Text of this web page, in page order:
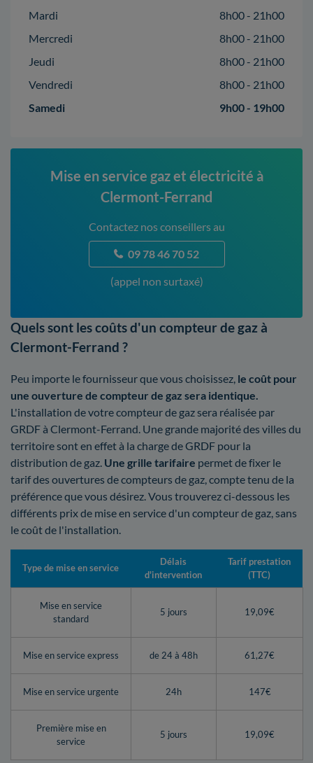
Mardi
8h00 - 21h00
Mercredi
8h00 - 21h00
Jeudi
8h00 - 21h00
Vendredi
8h00 - 21h00
Samedi
9h00 - 19h00
Mise en service gaz et électricité à
Clermont-Ferrand
Contactez nos conseillers au
09 78 46 70 52
(appel non surtaxé)
Quels sont les coûts d'un compteur de gaz à
Clermont-Ferrand ?
Peu importe le fournisseur que vous choisissez, le coût pour
une ouverture de compteur de gaz sera identique.
L'installation de votre compteur de gaz sera réalisée par
GRDF à Clermont-Ferrand. Une grande majorité des villes du
territoire sont en effet à la charge de GRDF pour la
distribution de gaz. Une grille tarifaire permet de fixer le
tarif des ouvertures de compteurs de gaz, compte tenu de la
préférence que vous désirez. Vous trouverez ci-dessous les
différents prix de mise en service d'un compteur de gaz, sans
le coût de l'installation.
Type de mise en service
Délais
d'intervention
Tarif prestation
(TTC)
Mise en service
standard
5 jours 19,09€
Mise en service express de 24 à 48h 61,27€
Mise en service urgente 24h 147€
Première mise en
service
5 jours 19,09€